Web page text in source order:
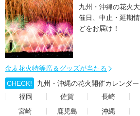
九州・沖縄の花火
催日、中止・延期
どをお届け！
金麦花火特等席＆グッズが当たる
CHECK!
九州・沖縄の花火開催カレンダー
福岡
佐賀 長崎
宮崎
鹿児島 沖縄